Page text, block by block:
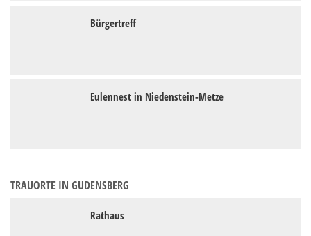
Bürgertreff
Eulennest in Niedenstein-Metze
TRAUORTE IN GUDENSBERG
Rathaus